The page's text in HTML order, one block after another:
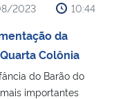
2023 10:44
da
Colônia
do Barão do
importantes